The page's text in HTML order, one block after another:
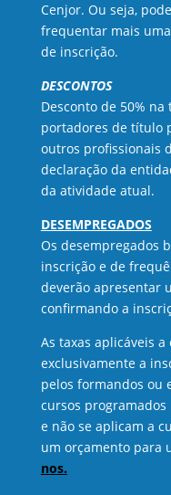
Cenjor. Ou seja,
frequentar mais
de inscrição.
DESCONTOS
Desconto de 50%
portadores de título
outros profissionais
declaração da
da atividade atual.
DESEMPREGADOS
Os desempregados
inscrição e de
deverão apresentar
confirmando a
As taxas aplicáveis
exclusivamente a
pelos formandos ou
cursos
e não se aplicam a
um orçamento para
nos.